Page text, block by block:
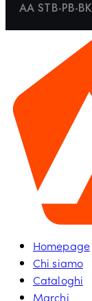
AA STB-PB-BK
Homepage
Chi siamo
Cataloghi
Marchi